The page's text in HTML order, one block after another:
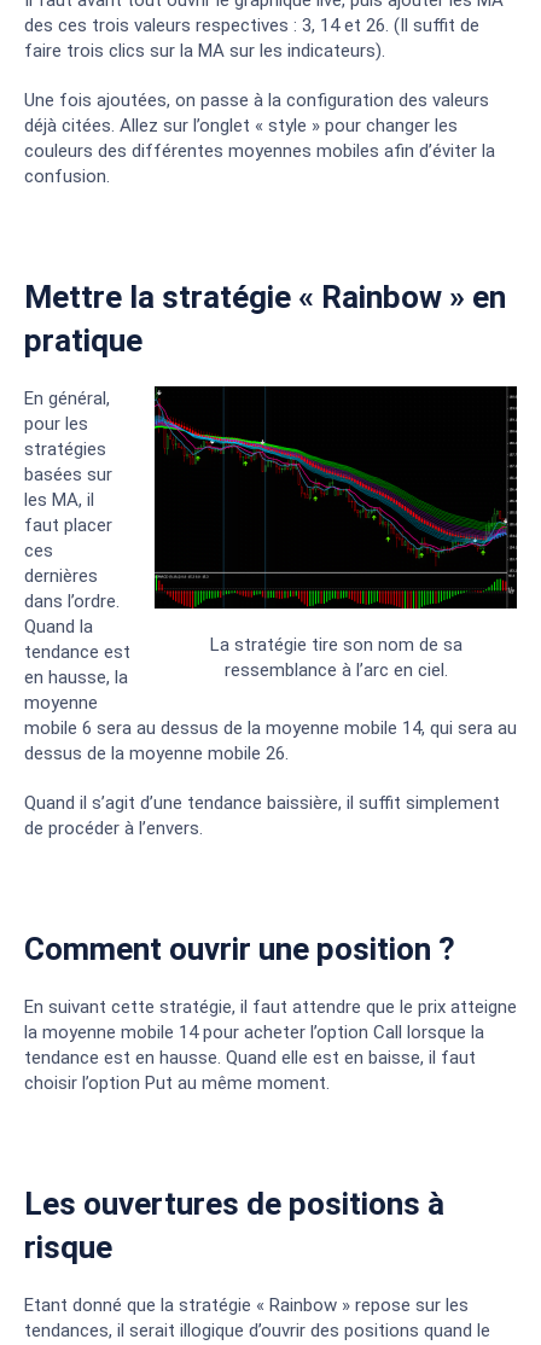
des ces trois valeurs respectives : 3, 14 et 26. (Il suffit de
faire trois clics sur la MA sur les indicateurs).
Une fois ajoutées, on passe à la configuration des valeurs
déjà citées. Allez sur l’onglet « style » pour changer les
couleurs des différentes moyennes mobiles afin d’éviter la
confusion.
Mettre la stratégie « Rainbow » en
pratique
La stratégie tire son nom de sa
ressemblance à l’arc en ciel.
En général,
pour les
stratégies
basées sur
les MA, il
faut placer
ces
dernières
dans l’ordre.
Quand la
tendance est
en hausse, la
moyenne
mobile 6 sera au dessus de la moyenne mobile 14, qui sera au
dessus de la moyenne mobile 26.
Quand il s’agit d’une tendance baissière, il suffit simplement
de procéder à l’envers.
Comment ouvrir une position ?
En suivant cette stratégie, il faut attendre que le prix atteigne
la moyenne mobile 14 pour acheter l’option Call lorsque la
tendance est en hausse. Quand elle est en baisse, il faut
choisir l’option Put au même moment.
Les ouvertures de positions à
risque
Etant donné que la stratégie « Rainbow » repose sur les
tendances, il serait illogique d’ouvrir des positions quand le